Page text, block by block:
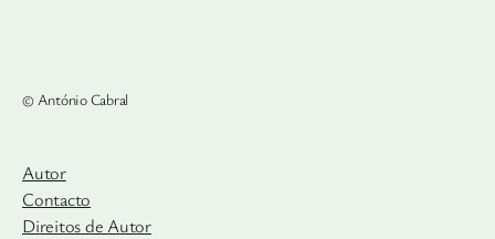
© António Cabral
Autor
Contacto
Direitos de Autor